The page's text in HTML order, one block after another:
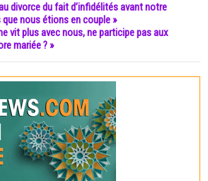
divorce du fait d’infidélités avant notre
nous étions en couple »
vit plus avec nous, ne participe pas aux
mariée ? »